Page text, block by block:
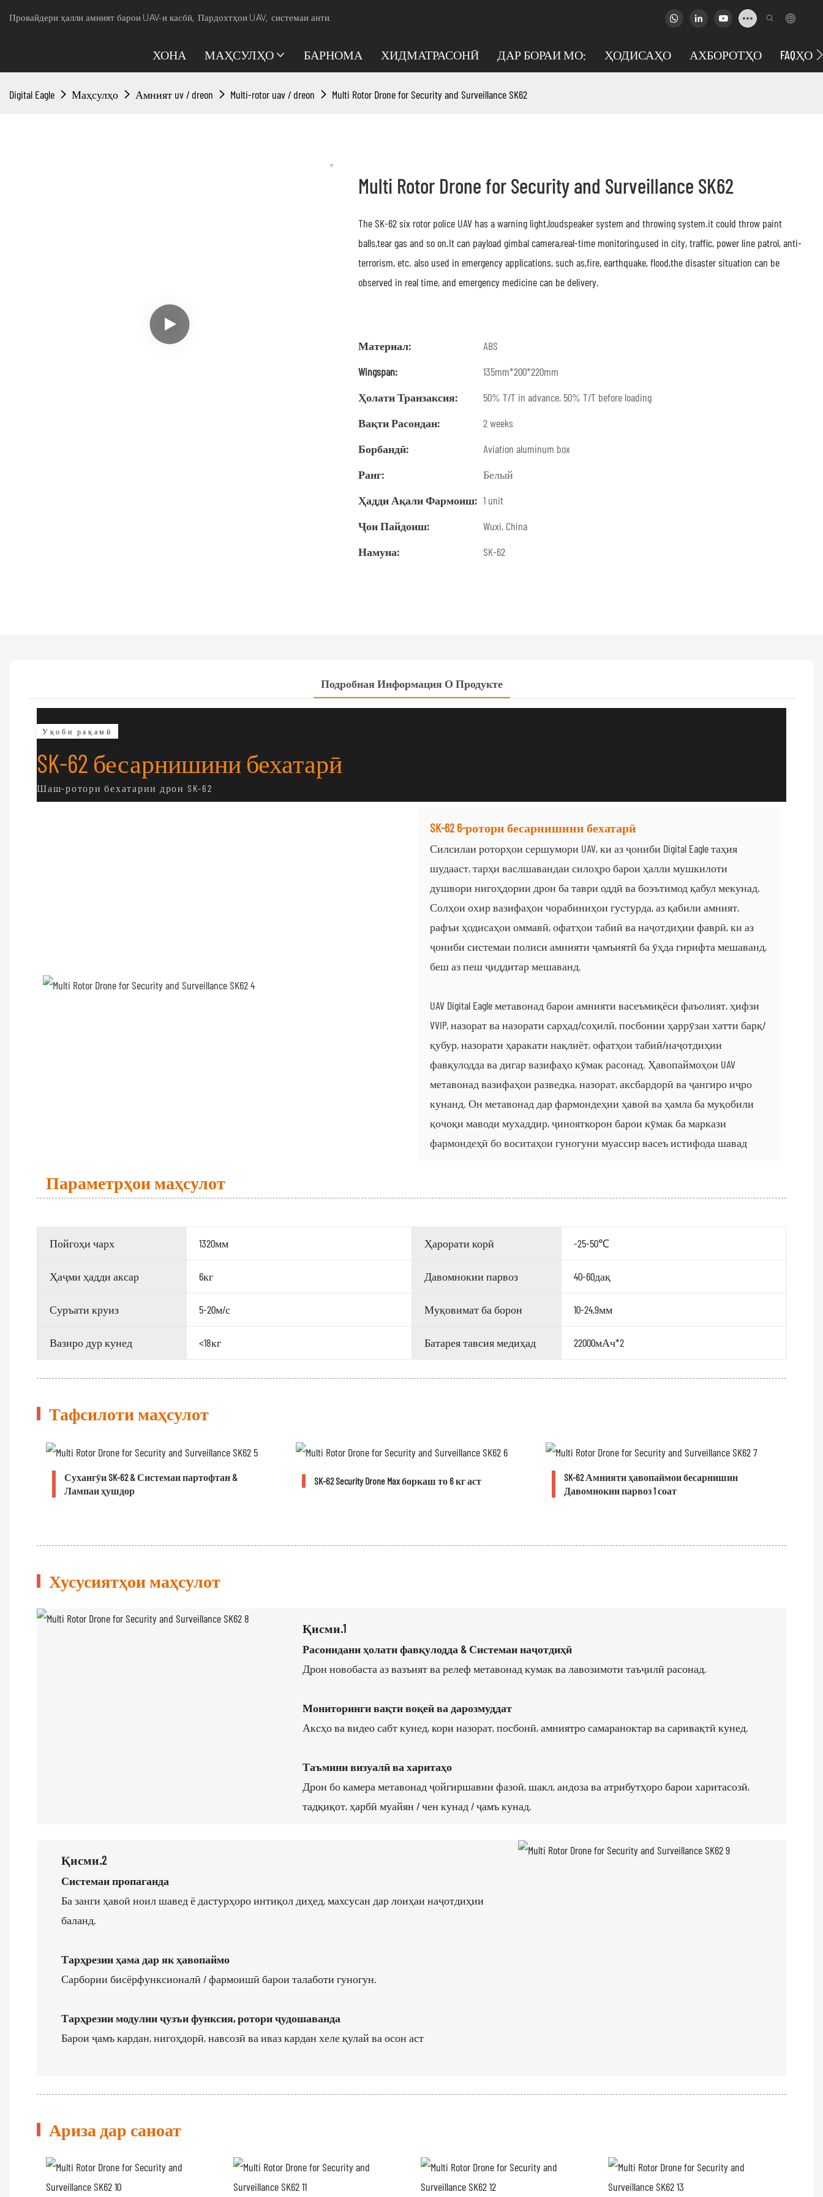
Провайдери ҳалли амният барои UAV-и касбӣ, Пардохтҳои UAV, системаи анти.
ХОНА МАҲСУЛҲО БАРНОМА ХИДМАТРАСОНӢ ДАР БОРАИ МО: ҲОДИСАҲО АХБОРОТҲО FAQҲО
Digital Eagle Маҳсулҳо Амният uv / dreon Multi-rotor uav / dreon Multi Rotor Drone for Security and Surveillance SK62
Multi Rotor Drone for Security and Surveillance SK62
The SK-62 six rotor police UAV has a warning light,loudspeaker system and throwing system.it could throw paint
balls,tear gas and so on.It can payload gimbal camera,real-time monitoring,used in city, traffic, power line patrol, anti-
terrorism, etc. also used in emergency applications, such as,fire, earthquake, flood,the disaster situation can be
observed in real time, and emergency medicine can be delivery.
Материал:
ABS
Wingspan:
135mm*200*220mm
Ҳолати Транзаксия:
50% T/T in advance, 50% T/T before loading
Вақти Расондан:
2 weeks
Борбандӣ:
Aviation aluminum box
Ранг:
Белый
Ҳадди Ақали Фармоиш: 1 unit
Ҷои Пайдоиш:
Wuxi, China
Намуна:
SK-62
Подробная Информация О Продукте
Уқоби рақамӣ
SK-62 бесарнишини бехатарӣ
Шаш-ротори бехатарии дрон SK-62
SK-62 6-ротори бесарнишини бехатарӣ
Силсилаи роторҳои сершумори UAV, ки аз ҷониби Digital Eagle таҳия
шудааст, тарҳи васлшавандаи силоҳро барои ҳалли мушкилоти
душвори нигоҳдории дрон ба таври оддӣ ва боэътимод қабул мекунад.
Солҳои охир вазифаҳои чорабиниҳои густурда, аз қабили амният,
рафъи ҳодисаҳои оммавӣ, офатҳои табиӣ ва наҷотдиҳии фаврӣ, ки аз
ҷониби системаи полиси амнияти ҷамъиятӣ ба ӯҳда гирифта мешаванд,
беш аз пеш ҷиддитар мешаванд.
UAV Digital Eagle метавонад барои амнияти васеъмиқёси фаъолият, ҳифзи
VVIP, назорат ва назорати сарҳад/соҳилӣ, посбонии ҳаррӯзаи хатти барқ/
қубур, назорати ҳаракати нақлиёт, офатҳои табиӣ/наҷотдиҳии
фавқулодда ва дигар вазифаҳо кӯмак расонад. Ҳавопаймоҳои UAV
метавонад вазифаҳои разведка, назорат, аксбардорӣ ва ҷангиро иҷро
кунанд. Он метавонад дар фармондеҳии ҳавоӣ ва ҳамла ба муқобили
қочоқи маводи мухаддир, ҷинояткорон барои кӯмак ба маркази
фармондеҳӣ бо воситаҳои гуногуни муассир васеъ истифода шавад
Параметрҳои маҳсулот
Пойгоҳи чарх 1320мм Ҳарорати корӣ -25-50℃
Ҳаҷми ҳадди аксар 6кг Давомнокии парвоз 40-60дақ
Суръати круиз 5-20м/с Муқовимат ба борон 10-24,9мм
Вазнро дур кунед <18кг Батарея тавсия медиҳад 22000мАч*2
Тафсилоти маҳсулот
Сухангӯи SK-62 & Системаи партофтан &
Лампаи ҳушдор
SK-62 Security Drone Max боркаш то 6 кг аст
SK-62 Амнияти ҳавопаймои бесарнишин
Давомнокии парвоз 1 соат
Хусусиятҳои маҳсулот
Қисми.1
Расонидани ҳолати фавқулодда & Системаи наҷотдиҳӣ
Дрон новобаста аз вазъият ва релеф метавонад кумак ва лавозимоти таъҷилӣ расонад.
Мониторинги вақти воқеӣ ва дарозмуддат
Аксҳо ва видео сабт кунед, кори назорат, посбонӣ, амниятро самараноктар ва саривақтӣ кунед.
Таъмини визуалӣ ва харитаҳо
Дрон бо камера метавонад ҷойгиршавии фазоӣ, шакл, андоза ва атрибутҳоро барои харитасозӣ,
тадқиқот, ҳарбӣ муайян / чен кунад / ҷамъ кунад.
Қисми.2
Системаи пропаганда
Ба занги ҳавоӣ ноил шавед ё дастурҳоро интиқол диҳед, махсусан дар лоиҳаи наҷотдиҳии
баланд.
Тарҳрезии ҳама дар як ҳавопаймо
Сарбории бисёрфунксионалӣ / фармоишӣ барои талаботи гуногун.
Тарҳрезии модулии ҷузъи функсия, ротори ҷудошаванда
Барои ҷамъ кардан, нигоҳдорӣ, навсозӣ ва иваз кардан хеле қулай ва осон аст
Ариза дар саноат